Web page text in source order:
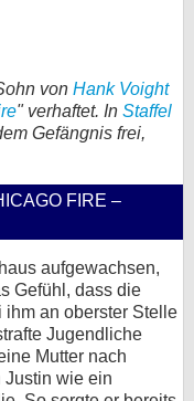
von Hank Voight
" verhaftet. In Staffel
Gefängnis frei,
FIRE –
aufgewachsen,
Gefühl, dass die
an oberster Stelle
Jugendliche
Mutter nach
Justin wie ein